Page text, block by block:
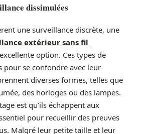
dissimulées
une surveillance discrète, une
extérieur sans fil
option. Ces types de
pour se confondre avec leur
diverses formes, telles que
des horloges ou des lampes.
est qu’ils échappent aux
pour recueillir des preuves
Malgré leur petite taille et leur